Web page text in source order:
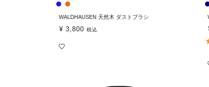
WALDHAUSEN 天然木 ダストブラシ
¥ 3,800 税込